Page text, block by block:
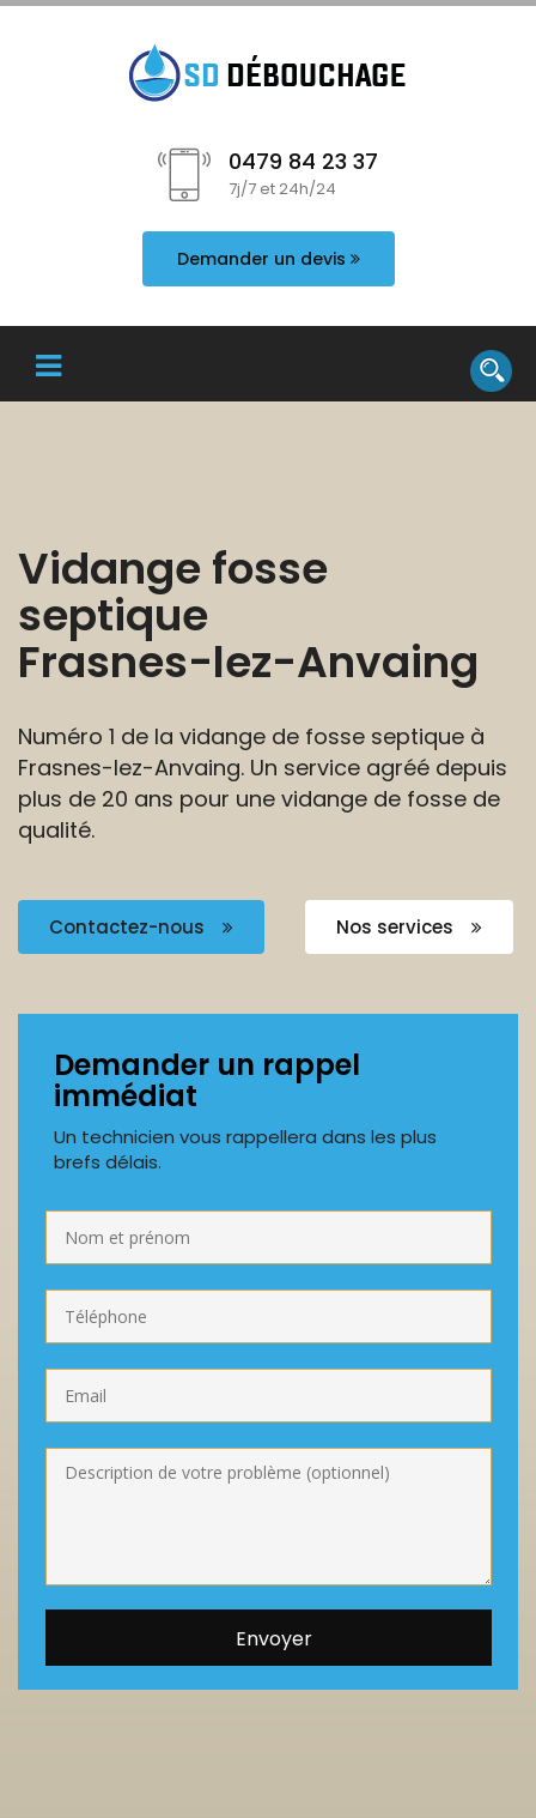
0479 84 23 37
7j/7 et 24h/24
Demander un devis
Vidange fosse
septique
Frasnes-lez-Anvaing
Numéro 1 de la vidange de fosse septique à
Frasnes-lez-Anvaing. Un service agréé depuis
plus de 20 ans pour une vidange de fosse de
qualité.
Contactez-nous Nos services
Demander un rappel
immédiat
Un technicien vous rappellera dans les plus
brefs délais.